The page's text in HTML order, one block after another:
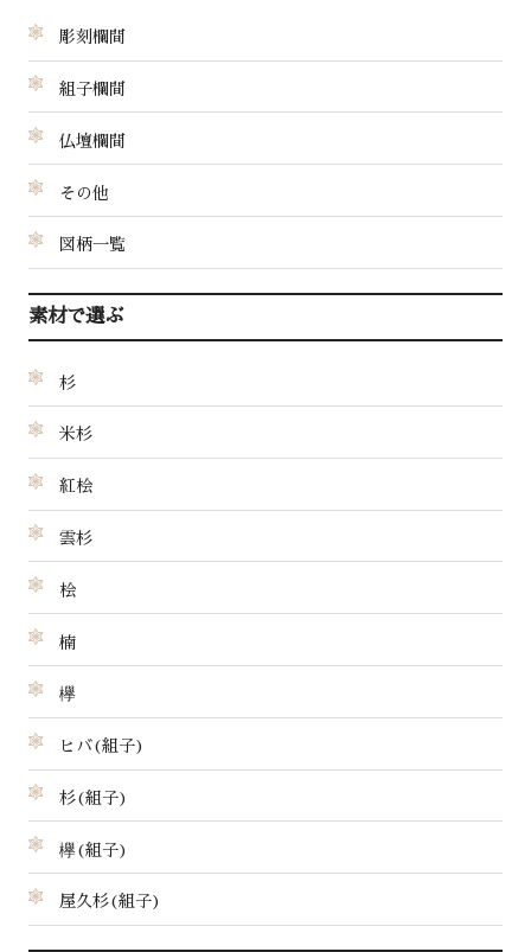
彫刻欄間
組子欄間
仏壇欄間
その他
図柄一覧
素材で選ぶ
杉
米杉
紅桧
雲杉
桧
楠
欅
ヒバ(組子)
杉(組子)
欅(組子)
屋久杉(組子)